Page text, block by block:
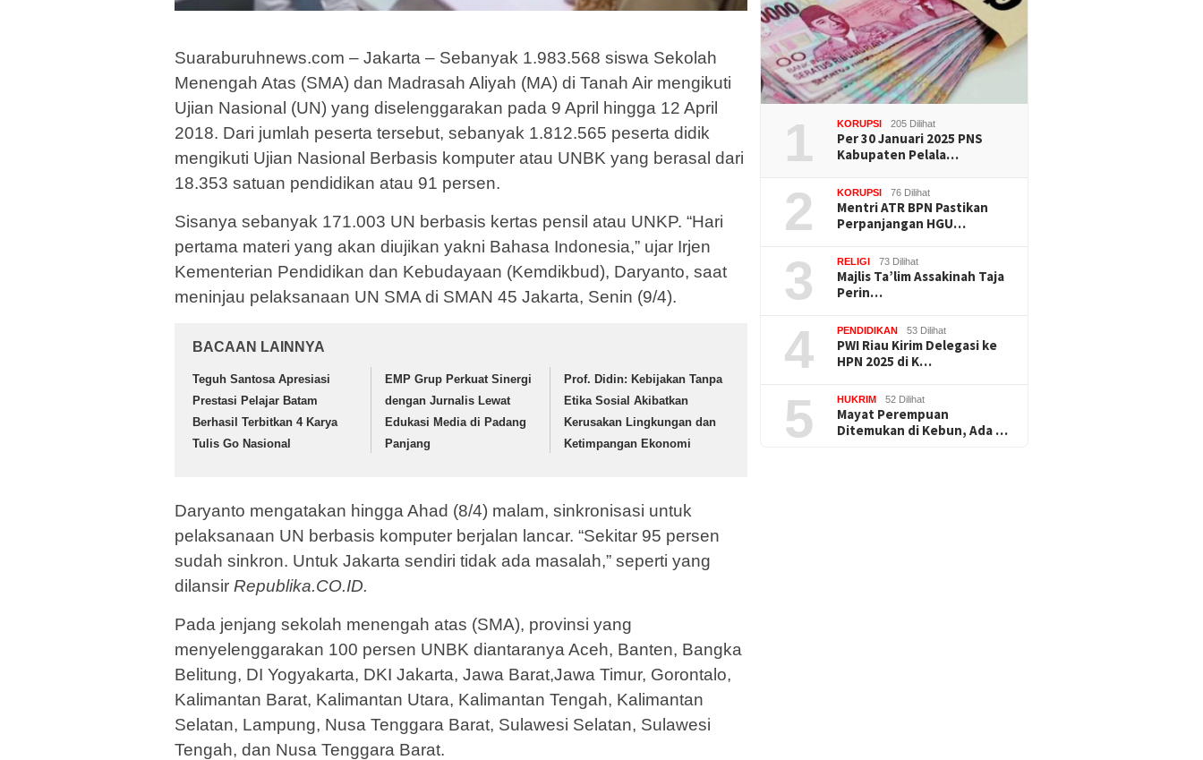
Suaraburuhnews.com – Jakarta – Sebanyak 1.983.568 siswa Sekolah
Menengah Atas (SMA) dan Madrasah Aliyah (MA) di Tanah Air mengikuti
Ujian Nasional (UN) yang diselenggarakan pada 9 April hingga 12 April
2018. Dari jumlah peserta tersebut, sebanyak 1.812.565 peserta didik
mengikuti Ujian Nasional Berbasis komputer atau UNBK yang berasal dari
18.353 satuan pendidikan atau 91 persen.
Sisanya sebanyak 171.003 UN berbasis kertas pensil atau UNKP. “Hari
pertama materi yang akan diujikan yakni Bahasa Indonesia,” ujar Irjen
Kementerian Pendidikan dan Kebudayaan (Kemdikbud), Daryanto, saat
meninjau pelaksanaan UN SMA di SMAN 45 Jakarta, Senin (9/4).
BACAAN LAINNYA
Teguh Santosa Apresiasi
Prestasi Pelajar Batam
Berhasil Terbitkan 4 Karya
Tulis Go Nasional
EMP Grup Perkuat Sinergi
dengan Jurnalis Lewat
Edukasi Media di Padang
Panjang
Prof. Didin: Kebijakan Tanpa
Etika Sosial Akibatkan
Kerusakan Lingkungan dan
Ketimpangan Ekonomi
Daryanto mengatakan hingga Ahad (8/4) malam, sinkronisasi untuk
pelaksanaan UN berbasis komputer berjalan lancar. “Sekitar 95 persen
sudah sinkron. Untuk Jakarta sendiri tidak ada masalah,” seperti yang
dilansir Republika.CO.ID.
Pada jenjang sekolah menengah atas (SMA), provinsi yang
menyelenggarakan 100 persen UNBK diantaranya Aceh, Banten, Bangka
Belitung, DI Yogyakarta, DKI Jakarta, Jawa Barat,Jawa Timur, Gorontalo,
Kalimantan Barat, Kalimantan Utara, Kalimantan Tengah, Kalimantan
Selatan, Lampung, Nusa Tenggara Barat, Sulawesi Selatan, Sulawesi
Tengah, dan Nusa Tenggara Barat.
1 KORUPSI 205 Dilihat
Per 30 Januari 2025 PNS
Kabupaten Pelala…
2 KORUPSI 76 Dilihat
Mentri ATR BPN Pastikan
Perpanjangan HGU…
3 RELIGI 73 Dilihat
Majlis Ta’lim Assakinah Taja
Perin…
4 PENDIDIKAN 53 Dilihat
PWI Riau Kirim Delegasi ke
HPN 2025 di K…
5 HUKRIM 52 Dilihat
Mayat Perempuan
Ditemukan di Kebun, Ada …